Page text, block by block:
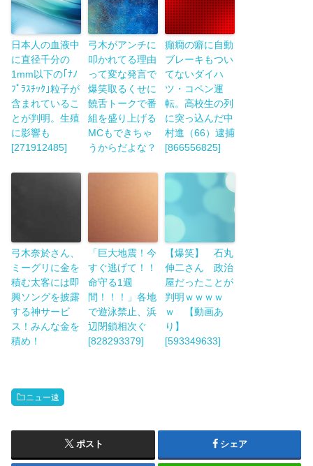
日本人の血液中
に直径千分の
1mm以下の｢ﾅﾉ
ﾌﾟﾗｽﾁｯｸ｣粒子が
含まれているこ
とが判明。生殖
に影響も
[271912485]
弓木がアンチに
叩かれてる理由
って変な発言で
爆笑取るくせに
饒舌トークで番
組を盛り上げる
MCもできちゃ
うからだよな？
癲癇の癖に自動
ブレーキもつい
てないダイハ
ツ・コペン運
転。高校生の列
に突っ込んだ中
村進（66）逮捕
[866556825]
弓木奈於さん、
ミーグリに金を
積む太客には即
興ソングを披露
する神サービ
ス！みんな金を
積め！
「巨大地震！今
すぐ逃げて！！
命守る1週
間！！！」各地
で遊泳禁止、浜
辺閉鎖相次ぐ
[828293379]
【爆笑】 石丸
伸二さん 政治
屋だったことが
判明ｗｗｗｗ
ｗ 【動画あ
り】
[593349633]
ニュー速
ポスト シェア